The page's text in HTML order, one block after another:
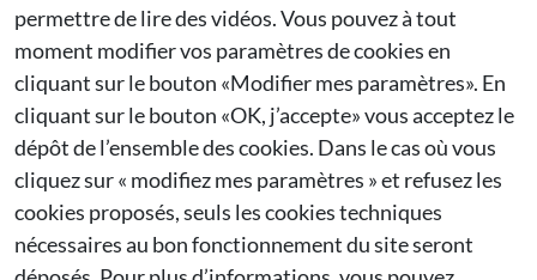
Dernières actualités
Citygie confirme sa présence au Salon Espace Public
2026 à Bruxelles
27/01/2026
Citygie renouvelle sa participation à Municipalia
2026
26/01/2026
permettre de lire des vidéos. Vous pouvez à tout
moment modifier vos paramètres de cookies en
cliquant sur le bouton «Modifier mes paramètres». En
cliquant sur le bouton «OK, j’accepte» vous acceptez le
dépôt de l’ensemble des cookies. Dans le cas où vous
cliquez sur « modifiez mes paramètres » et refusez les
cookies proposés, seuls les cookies techniques
nécessaires au bon fonctionnement du site seront